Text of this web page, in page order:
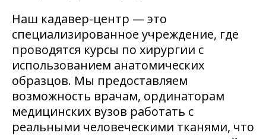
О биоматериалах
Наш кадавер-центр — это
специализированное учреждение, где
проводятся курсы по хирургии с
использованием анатомических
образцов. Мы предоставляем
возможность врачам, ординаторам
медицинских вузов работать с
реальными человеческими тканями, что